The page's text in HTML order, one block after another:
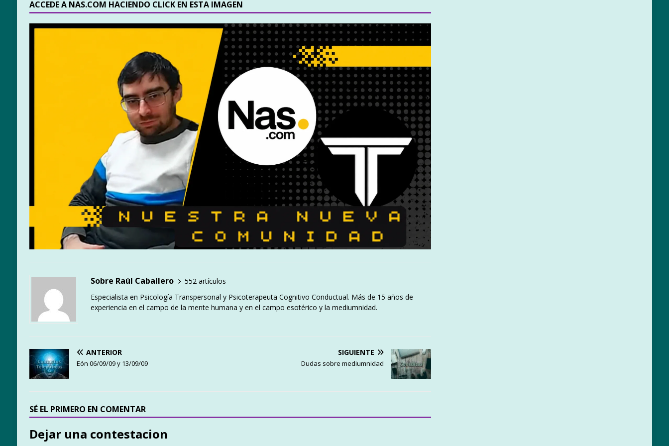
ACCEDE A NAS.COM HACIENDO CLICK EN ESTA IMAGEN
Sobre Raúl Caballero
552 artículos
Especialista en Psicología Transpersonal y Psicoterapeuta Cognitivo Conductual. Más de 15 años de
experiencia en el campo de la mente humana y en el campo esotérico y la mediumnidad.
ANTERIOR
Eón 06/09/09 y 13/09/09
SIGUIENTE
Dudas sobre mediumnidad
SÉ EL PRIMERO EN COMENTAR
Dejar una contestacion